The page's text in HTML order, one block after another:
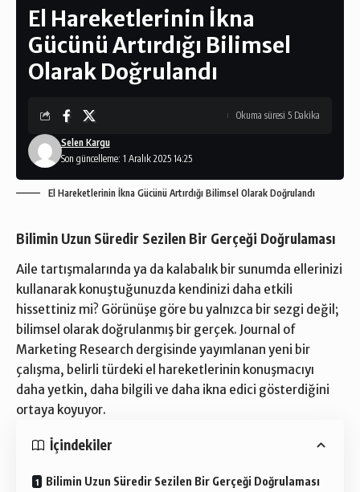
El Hareketlerinin İkna
Gücünü Artırdığı Bilimsel
Olarak Doğrulandı
Son güncelleme: 1 Aralık 2025 14:25
Selen Kargu
Okuma süresi 5 Dakika
El Hareketlerinin İkna Gücünü Artırdığı Bilimsel Olarak Doğrulandı
Bilimin Uzun Süredir Sezilen Bir Gerçeği Doğrulaması
Aile tartışmalarında ya da kalabalık bir sunumda ellerinizi
kullanarak konuştuğunuzda kendinizi daha etkili
hissettiniz mi? Görünüşe göre bu yalnızca bir sezgi değil;
bilimsel olarak doğrulanmış bir gerçek. Journal of
Marketing Research dergisinde yayımlanan yeni bir
çalışma, belirli türdeki el hareketlerinin konuşmacıyı
daha yetkin, daha bilgili ve daha ikna edici gösterdiğini
ortaya koyuyor.
İçindekiler
Bilimin Uzun Süredir Sezilen Bir Gerçeği Doğrulaması